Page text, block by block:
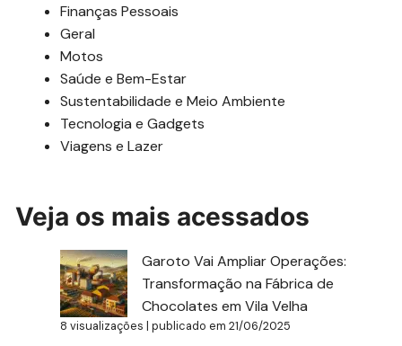
Finanças Pessoais
Geral
Motos
Saúde e Bem-Estar
Sustentabilidade e Meio Ambiente
Tecnologia e Gadgets
Viagens e Lazer
Veja os mais acessados
Garoto Vai Ampliar Operações:
Transformação na Fábrica de
Chocolates em Vila Velha
8 visualizações |publicado em 21/06/2025